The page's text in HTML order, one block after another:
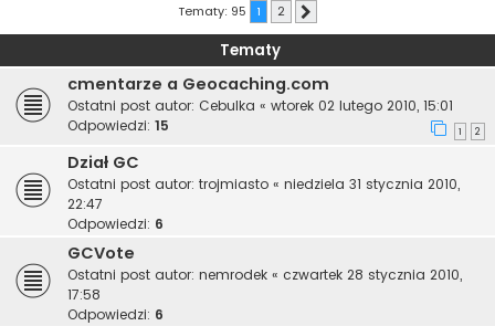
Tematy: 95 1 2
Tematy
cmentarze a Geocaching.com
Ostatni post autor: Cebulka « wtorek 02 lutego 2010, 15:01
Odpowiedzi: 15 1 2
Dział GC
Ostatni post autor: trojmiasto « niedziela 31 stycznia 2010,
22:47
Odpowiedzi: 6
GCVote
Ostatni post autor: nemrodek « czwartek 28 stycznia 2010,
17:58
Odpowiedzi: 6